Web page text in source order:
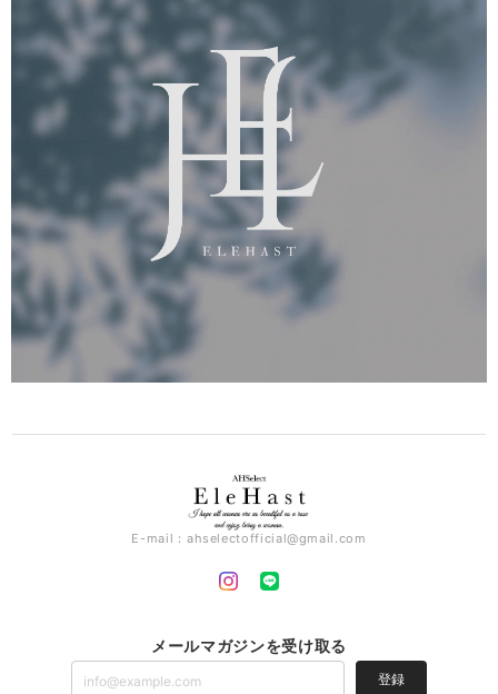
E-mail： ahselectofficial@gmail.com
メールマガジンを受け取る
登録